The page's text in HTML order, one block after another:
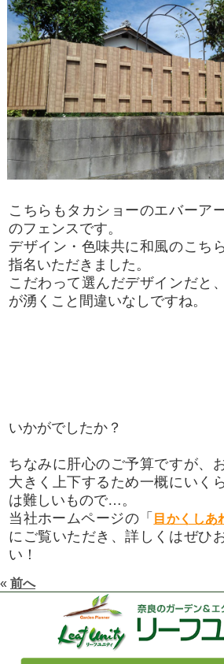
こちらもタカショーのエバーア
のフェンスです。
デザイン・色味共に和風のこち
指名いただきました。
こだわって選んだデザインだと
が湧くこと間違いなしですね。
いかがでしたか？
ちなみに肝心のご予算ですが、
大きく上下するため一概にいく
は難しいもので…。
当社ホームページの「 目かくしあ
にご覧いただき、詳しくはぜひ
い！
« 前へ